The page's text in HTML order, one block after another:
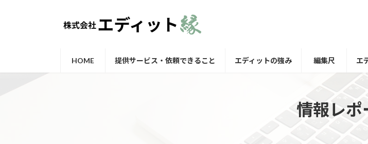
HOME 提供サービス・依頼できること エディットの強み 編集尺 エ
情報レポ